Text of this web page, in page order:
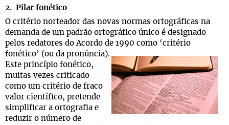
2. Pilar fonético
O critério norteador das novas normas ortográficas na
demanda de um padrão ortográfico único é designado
pelos redatores do Acordo de 1990 como ‘critério
fonético’ (ou da pronúncia).
Este princípio fonético,
muitas vezes criticado
como um critério de fraco
valor científico, pretende
simplificar a ortografia e
reduzir o número de